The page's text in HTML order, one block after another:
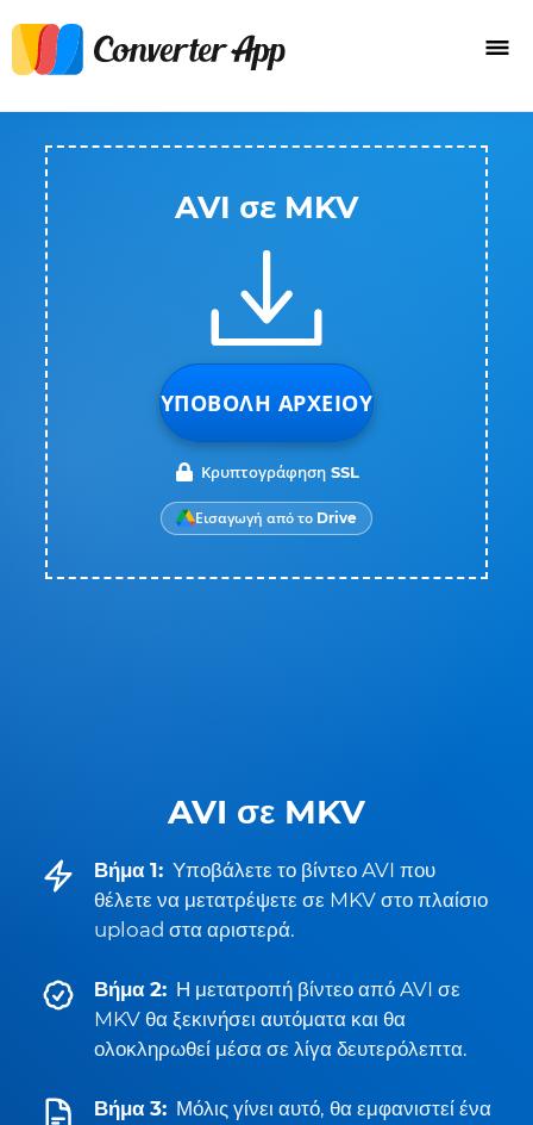
AVI σε MKV
Βήμα 1: Υποβάλετε το βίντεο AVI που
θέλετε να μετατρέψετε σε MKV στο πλαίσιο
upload στα αριστερά.
Βήμα 2: Η μετατροπή βίντεο από AVI σε
MKV θα ξεκινήσει αυτόματα και θα
ολοκληρωθεί μέσα σε λίγα δευτερόλεπτα.
Βήμα 3: Μόλις γίνει αυτό, θα εμφανιστεί ένα
AVI σε MKV
ΥΠΟΒΟΛΉ ΑΡΧΕΊΟΥ
Κρυπτογράφηση SSL
Εισαγωγή από το Drive